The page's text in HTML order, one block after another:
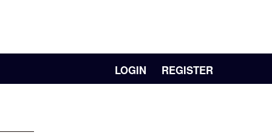
LOGIN REGISTER